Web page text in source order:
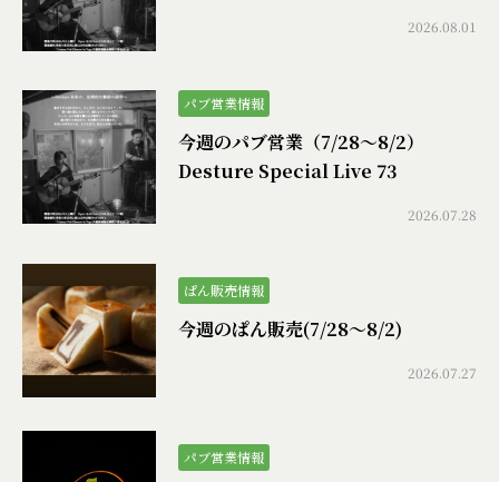
2026.08.01
パブ営業情報
今週のパブ営業（7/28〜8/2）
Desture Special Live 73
2026.07.28
ぱん販売情報
今週のぱん販売(7/28〜8/2)
2026.07.27
パブ営業情報